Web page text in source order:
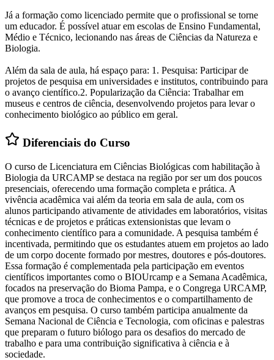
Já a formação como licenciado permite que o profissional se torne
um educador. É possível atuar em escolas de Ensino Fundamental,
Médio e Técnico, lecionando nas áreas de Ciências da Natureza e
Biologia.
Além da sala de aula, há espaço para: 1. Pesquisa: Participar de
projetos de pesquisa em universidades e institutos, contribuindo para
o avanço científico.2. Popularização da Ciência: Trabalhar em
museus e centros de ciência, desenvolvendo projetos para levar o
conhecimento biológico ao público em geral.
Diferenciais do Curso
O curso de Licenciatura em Ciências Biológicas com habilitação à
Biologia da URCAMP se destaca na região por ser um dos poucos
presenciais, oferecendo uma formação completa e prática. A
vivência acadêmica vai além da teoria em sala de aula, com os
alunos participando ativamente de atividades em laboratórios, visitas
técnicas e de projetos e práticas extensionistas que levam o
conhecimento científico para a comunidade. A pesquisa também é
incentivada, permitindo que os estudantes atuem em projetos ao lado
de um corpo docente formado por mestres, doutores e pós-doutores.
Essa formação é complementada pela participação em eventos
científicos importantes como o BIOUrcamp e a Semana Acadêmica,
focados na preservação do Bioma Pampa, e o Congrega URCAMP,
que promove a troca de conhecimentos e o compartilhamento de
avanços em pesquisa. O curso também participa anualmente da
Semana Nacional de Ciência e Tecnologia, com oficinas e palestras
que preparam o futuro biólogo para os desafios do mercado de
trabalho e para uma contribuição significativa à ciência e à
sociedade.